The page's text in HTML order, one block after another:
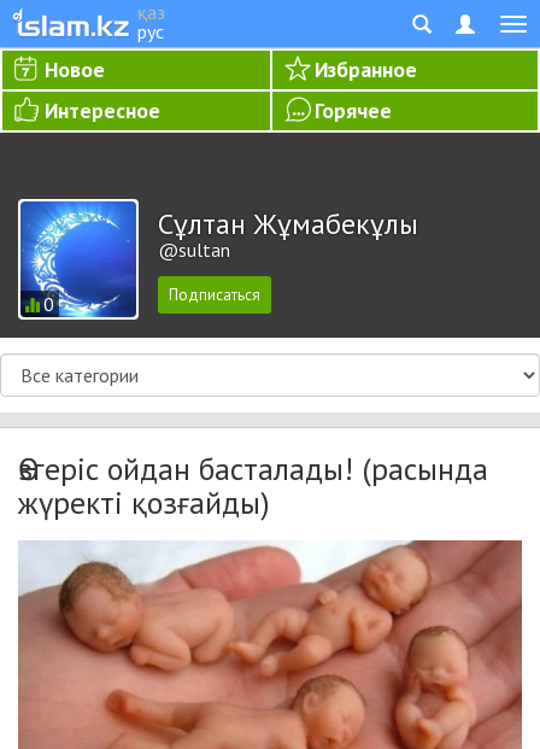
қаз
рус
Новое
Избранное
Интересное
Горячее
0
Сұлтан Жұмабекұлы
@sultan
Өзгеріс ойдан басталады! (расында
жүректі қозғайды)